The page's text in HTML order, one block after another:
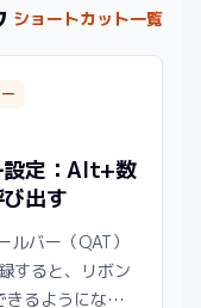
ショートカット一覧
設定：Alt+数
出す
バー（QAT）
すると、リボン
るようになり